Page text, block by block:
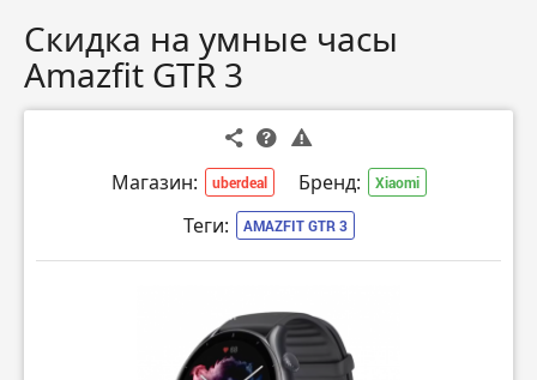
Скидка на умные часы
Amazfit GTR 3
Магазин: uberdeal Бренд: Xiaomi
Теги: AMAZFIT GTR 3